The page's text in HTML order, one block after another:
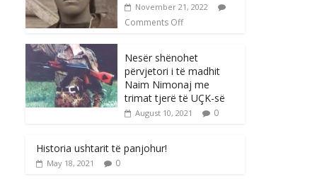
November 21, 2022
Comments Off
Nesër shënohet
përvjetori i të madhit
Naim Nimonaj me
trimat tjerë të UÇK-së
August 10, 2021 0
Historia ushtarit të panjohur!
May 18, 2021 0